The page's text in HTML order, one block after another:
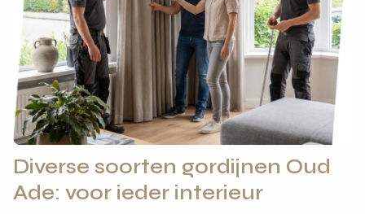
Diverse soorten gordijnen Oud
Ade: voor ieder interieur